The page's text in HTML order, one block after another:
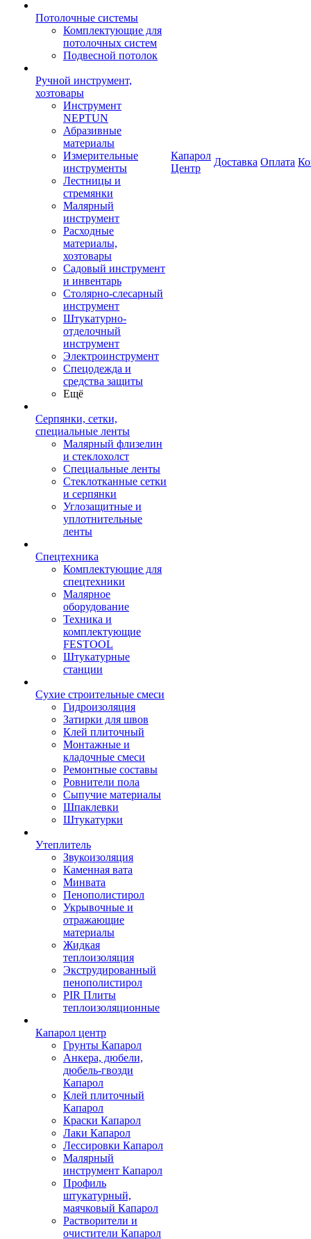
Потолочные системы
Комплектующие для
потолочных систем
Подвесной потолок
Ручной инструмент,
хозтовары
Инструмент
NEPTUN
Абразивные
материалы
Измерительные
инструменты
Лестницы и
стремянки
Малярный
инструмент
Расходные
материалы,
хозтовары
Садовый инструмент
и инвентарь
Столярно-слесарный
инструмент
Штукатурно-
отделочный
инструмент
Электроинструмент
Спецодежда и
средства защиты
Ещё
Серпянки, сетки,
специальные ленты
Малярный флизелин
и стеклохолст
Специальные ленты
Стеклотканные сетки
и серпянки
Углозащитные и
уплотнительные
ленты
Спецтехника
Комплектующие для
спецтехники
Малярное
оборудование
Техника и
комплектующие
FESTOOL
Штукатурные
станции
Сухие строительные смеси
Гидроизоляция
Затирки для швов
Клей плиточный
Монтажные и
кладочные смеси
Ремонтные составы
Ровнители пола
Сыпучие материалы
Шпаклевки
Штукатурки
Утеплитель
Звукоизоляция
Каменная вата
Минвата
Пенополистирол
Укрывочные и
отражающие
материалы
Жидкая
теплоизоляция
Экструдированный
пенополистирол
PIR Плиты
теплоизоляционные
Капарол центр
Грунты Капарол
Анкера, дюбели,
дюбель-гвозди
Капарол
Клей плиточный
Капарол
Краски Капарол
Лаки Капарол
Лессировки Капарол
Малярный
инструмент Капарол
Профиль
штукатурный,
маячковый Капарол
Растворители и
очистители Капарол
Капарол
Центр
Доставка Оплата